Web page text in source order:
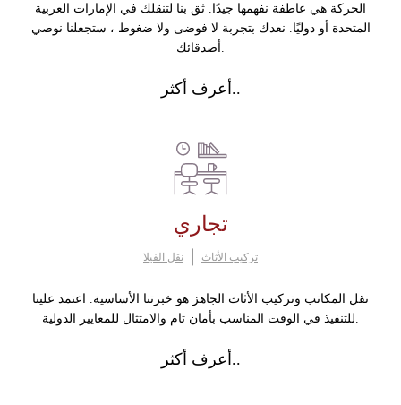
الحركة هي عاطفة نفهمها جيدًا. ثق بنا لتنقلك في الإمارات العربية
المتحدة أو دوليًا. نعدك بتجربة لا فوضى ولا ضغوط ، ستجعلنا نوصي
أعرف أكثر..
تجاري
نقل الفيلا تركيب الأثاث
نقل المكاتب وتركيب الأثاث الجاهز هو خبرتنا الأساسية. اعتمد علينا
أعرف أكثر..